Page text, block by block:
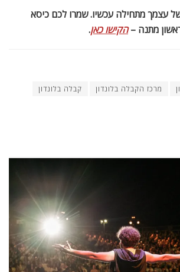
עצמך מתחילה עכשיו. שמרו לכם כיסא
מתנה –הקישו כאן.
מרכז הקבלה בלונדון
קבלה בלונדון